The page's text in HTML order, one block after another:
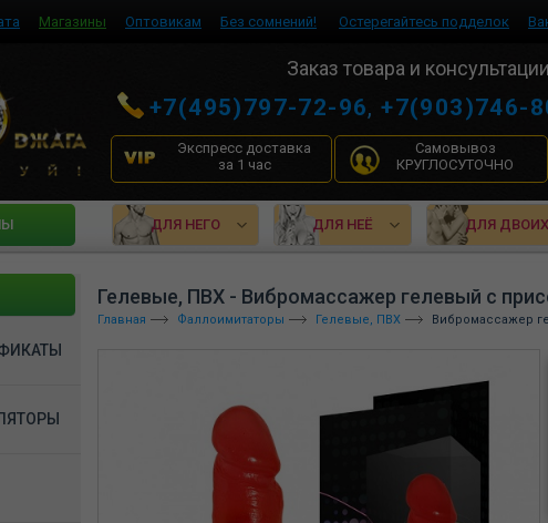
Магазины Оптовикам Без сомнений! Остерегайтесь подделок
Заказ товара и консультации
+7(495)797-72-96,+7(903)746-
Экспресс доставка
за 1 час
Самовывоз
КРУГЛОСУТОЧНО
ДЛЯ НЕГО ДЛЯ НЕЁ ДЛЯ ДВОИХ
Гелевые, ПВХ - Вибромассажер гелевый с
Главная Фаллоимитаторы Гелевые, ПВХ Вибромассажер